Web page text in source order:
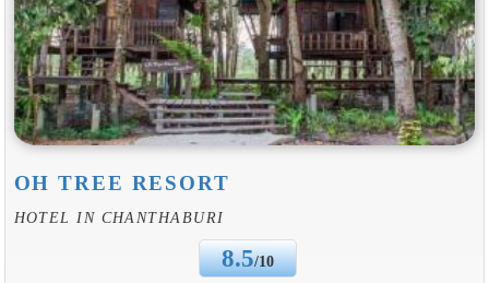
OH TREE RESORT
HOTEL IN CHANTHABURI
8.5/10